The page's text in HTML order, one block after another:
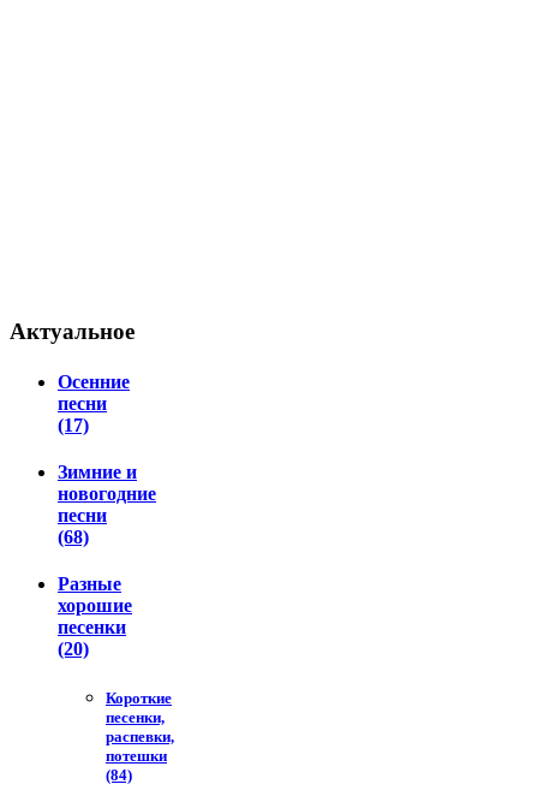
Актуальное
Осенние
песни
(17)
Зимние и
новогодние
песни
(68)
Разные
хорошие
песенки
(20)
Короткие
песенки,
распевки,
потешки
(84)